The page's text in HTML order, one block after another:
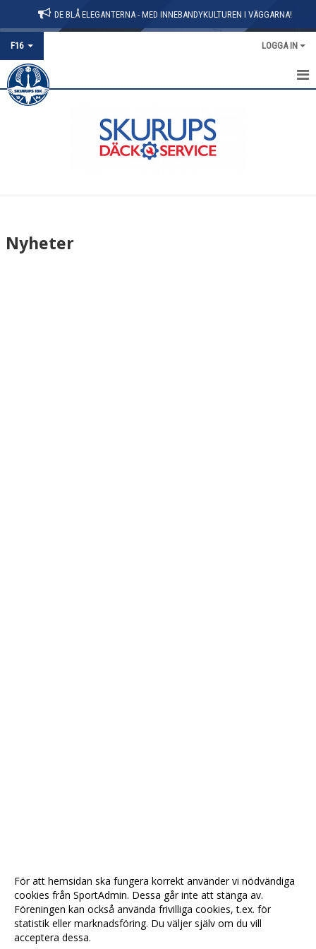
DE BLÅ ELEGANTERNA - MED INNEBANDYKULTUREN I VÄGGARNA!
F16 LOGGA IN
HEM
Nyheter
För att hemsidan ska fungera korrekt använder vi nödvändiga
cookies från SportAdmin. Dessa går inte att stänga av.
Föreningen kan också använda frivilliga cookies, t.ex. för
statistik eller marknadsföring. Du väljer själv om du vill
acceptera dessa.